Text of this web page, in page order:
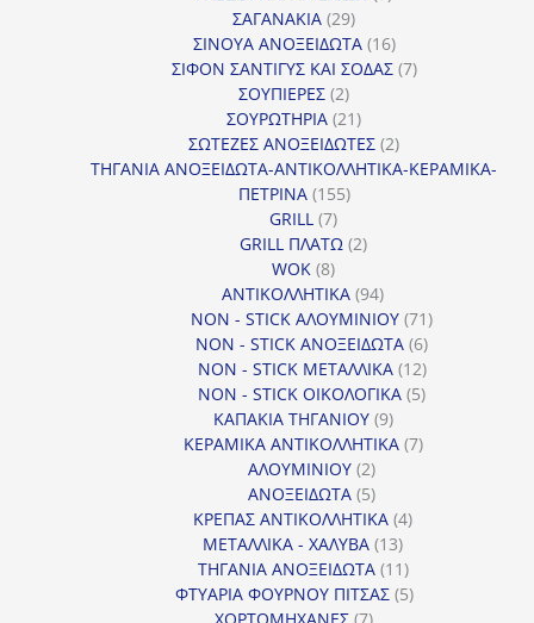
ΣΑΓΑΝΑΚΙΑ 2929
προϊόντα
ΣΙΝΟΥΑ ΑΝΟΞΕΙΔΩΤΑ 1616
προϊόντα
ΣΙΦΟΝ ΣΑΝΤΙΓΥΣ ΚΑΙ ΣΟΔΑΣ 77
ΣΟΥΠΙΕΡΕΣ 22
προϊόντα
ΣΟΥΡΩΤΗΡΙΑ 2121
προϊόντα
ΣΩΤΕΖΕΣ ΑΝΟΞΕΙΔΩΤΕΣ 22
προϊόντα
ΤΗΓΑΝΙΑ ΑΝΟΞΕΙΔΩΤΑ-ΑΝΤΙΚΟΛΛΗΤΙΚΑ-ΚΕΡΑΜΙΚΑ-
ΠΕΤΡΙΝΑ 155155
GRILL 77
προϊόντα
GRILL ΠΛΑΤΩ 22
WOK 88
προϊόντα
ΑΝΤΙΚΟΛΛΗΤΙΚΑ 9494
προϊόντα
NON - STICK ΑΛΟΥΜΙΝΙΟΥ 7171
προϊόντα
NON - STICK ΑΝΟΞΕΙΔΩΤΑ 66
προϊόντα
NON - STICK ΜΕΤΑΛΛΙΚΑ 1212
προϊόντα
NON - STICK ΟΙΚΟΛΟΓΙΚΑ 55
ΚΑΠΑΚΙΑ ΤΗΓΑΝΙΟΥ 99
προϊόντα
ΚΕΡΑΜΙΚΑ ΑΝΤΙΚΟΛΛΗΤΙΚΑ 77
ΑΛΟΥΜΙΝΙΟΥ 22
προϊόντα
ΑΝΟΞΕΙΔΩΤΑ 55
προϊόντα
ΚΡΕΠΑΣ ΑΝΤΙΚΟΛΛΗΤΙΚΑ 44
ΜΕΤΑΛΛΙΚΑ - ΧΑΛΥΒΑ 1313
προϊόντα
ΤΗΓΑΝΙΑ ΑΝΟΞΕΙΔΩΤΑ 1111
προϊόντα
ΦΤΥΑΡΙΑ ΦΟΥΡΝΟΥ ΠΙΤΣΑΣ 55
7